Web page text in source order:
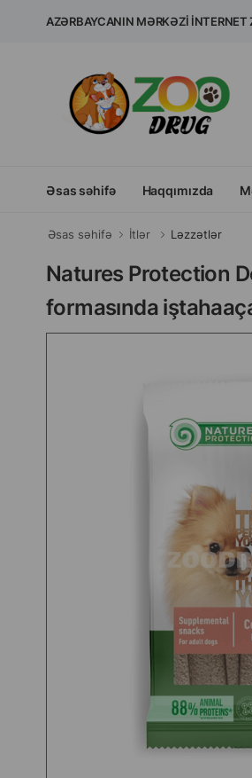
AZƏRBAYCANIN MƏRKƏZI
Əsas səhifə Haqqımızda
Əsas səhifə İtlər Ləzzətlər
Natures Protection
formasında